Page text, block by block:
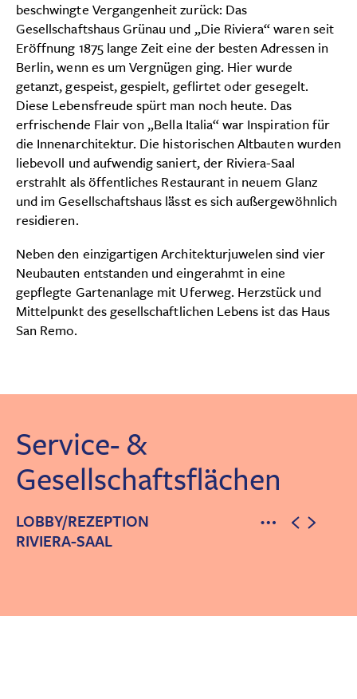
beschwingte Vergangenheit zurück: Das
Gesellschaftshaus Grünau und „Die Riviera“ waren seit
Eröffnung 1875 lange Zeit eine der besten Adressen in
Berlin, wenn es um Vergnügen ging. Hier wurde
getanzt, gespeist, gespielt, geflirtet oder gesegelt.
Diese Lebensfreude spürt man noch heute. Das
erfrischende Flair von „Bella Italia“ war Inspiration für
die Innenarchitektur. Die historischen Altbauten wurden
liebevoll und aufwendig saniert, der Riviera-Saal
erstrahlt als öffentliches Restaurant in neuem Glanz
und im Gesellschaftshaus lässt es sich außergewöhnlich
residieren.
Neben den einzigartigen Architekturjuwelen sind vier
Neubauten entstanden und eingerahmt in eine
gepflegte Gartenanlage mit Uferweg. Herzstück und
Mittelpunkt des gesellschaftlichen Lebens ist das Haus
San Remo.
Service- &
Gesellschaftsflächen
LOBBY/REZEPTION
RIVIERA-SAAL